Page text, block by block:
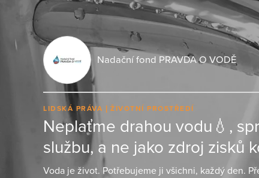
Nadační fond PRAVDA O VODĚ
LIDSKÁ PRÁVA ŽIVOTNÍ PROSTŘEDÍ
Neplaťme drahou vodu💧,
službu, a ne jako zdroj zisků
Voda je život. Potřebujeme ji všichni, každý den.